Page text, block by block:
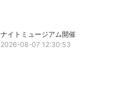
ナイトミュージアム開催
2026-08-07 12:30:53